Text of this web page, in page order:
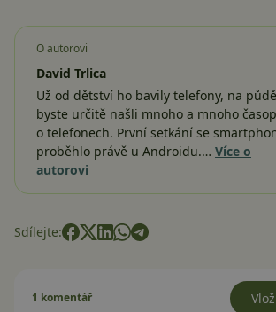
O autorovi
David Trlica
Už od dětství ho bavily telefony, na půdě
byste určitě našli mnoho a mnoho
o telefonech. První setkání se
proběhlo právě u Androidu.… Více o
autorovi
Sdílejte:
1 komentář